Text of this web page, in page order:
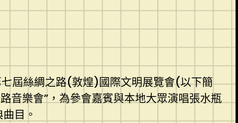
屆絲綢之路(敦煌)國際文明展覽會(以下簡
音樂會”，為參會嘉賓與本地大眾演唱張水瓶
目。